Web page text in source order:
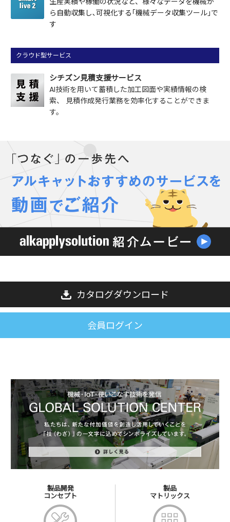
ら 自動収集し､可視化する｢機械データ収集ツール｣で
す
クラウド型サービス
シチズン見積支援サービス
AI技術を用いて蓄積した加工図面や実績情報の検
索、
見積作成発行業務を効率化することができま
す。
カタログダウンロード
会員ログイン
製品開発
コンセプト
製品
マトリックス